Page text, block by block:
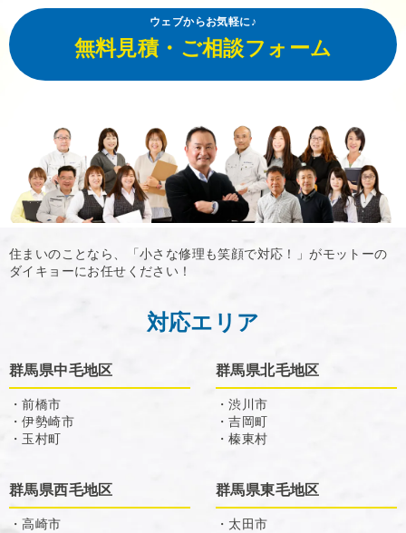
ウェブからお気軽に♪
無料見積・ご相談フォーム
住まいのことなら、「小さな修理も笑顔で対応！」がモットーの
ダイキョーにお任せください！
対応エリア
群馬県中毛地区
・前橋市
・伊勢崎市
・玉村町
群馬県北毛地区
・渋川市
・吉岡町
・榛東村
群馬県西毛地区
・高崎市
群馬県東毛地区
・太田市